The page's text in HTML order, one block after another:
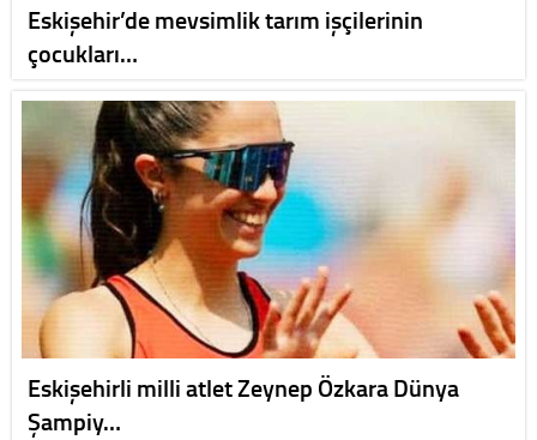
Eskişehir’de mevsimlik tarım işçilerinin
çocukları…
Eskişehirli milli atlet Zeynep Özkara Dünya
Şampiy…